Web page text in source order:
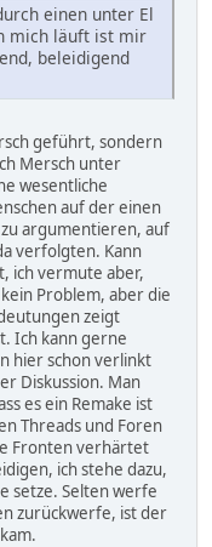
einen unter El
mich läuft ist mir
beleidigend
geführt, sondern
Mersch unter
wesentliche
auf der einen
argumentieren, auf
verfolgten. Kann
ich vermute aber,
kein Problem, aber die
zeigt
Ich kann gerne
hier schon verlinkt
Diskussion. Man
es ein Remake ist
Threads und Foren
Fronten verhärtet
ich stehe dazu,
setze. Selten werfe
zurückwerfe, ist der